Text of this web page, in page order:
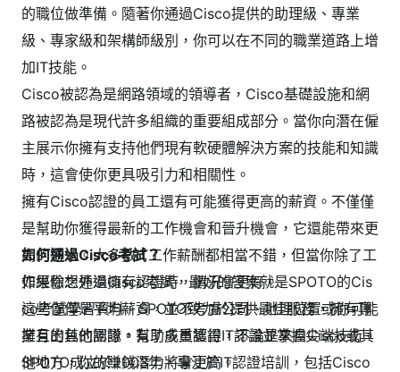
的職位做準備。隨著你通過Cisco提供的助理級、專業
級、專家級和架構師級別，你可以在不同的職業道路上增
加IT技能。
Cisco被認為是網路領域的領導者，Cisco基礎設施和網
路被認為是現代許多組織的重要組成部分。當你向潛在僱
主展示你擁有支持他們現有軟硬體解決方案的技能和知識
時，這會使你更具吸引力和相關性。
擁有Cisco認證的員工還有可能獲得更高的薪資。不僅僅
是幫助你獲得最新的工作機會和晉升機會，它還能帶來更
高的薪水。大多數IT工作薪酬都相當不錯，但當你除了工
作經驗之外還擁有認證時，情況會更好。
這些僅僅是平均薪資，並不考慮公司、地理位置或你可能
擁有的其他認證。有了多重認證，不論是來自Cisco或其
他地方，你的賺錢潛力將會更高。
如何通過Cisco考試？
如果你想通過Cisco考試，最好的答案就是SPOTO的Cis
co考試學習資料。SPOTO致力於提供最佳服務，擁有專
業且出色的團隊，幫助成員獲得IT認證並掌握尖端技術。
SPOTO成立於2003年，專注於IT認證培訓，包括Cisco